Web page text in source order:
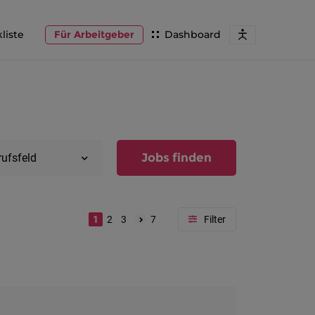
Dashboard
Für Arbeitgeber
Jobs finden
1 2 3 7